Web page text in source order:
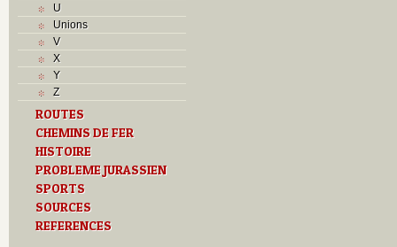
U
Unions
V
X
Y
Z
ROUTES
CHEMINS DE FER
HISTOIRE
PROBLEME JURASSIEN
SPORTS
SOURCES
REFERENCES